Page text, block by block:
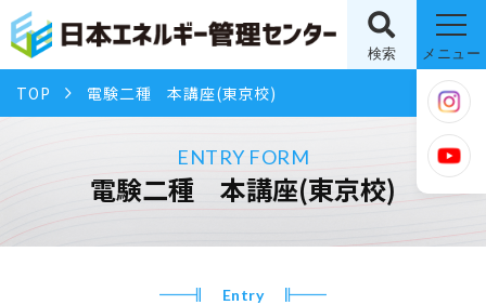
検索 メニュー
TOP 電験二種 本講座(東京校)
ENTRY FORM
電験二種 本講座(東京校)
Entry